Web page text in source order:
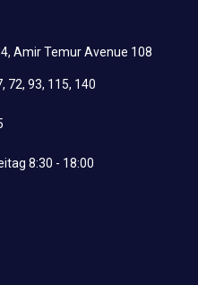
Amir Temur Avenue 108
72, 93, 115, 140
8:30 - 18:00